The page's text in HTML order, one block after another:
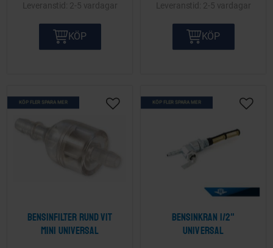
2-5 vardagar
KÖP
2-5 vardagar
KÖP
Bensinfilter rund vit
mini Universal
KÖP FLER SPARA MER
Lägg till i önskelista
Bensinkran 1/2"
Universal
KÖP FLER SPARA MER
Lägg